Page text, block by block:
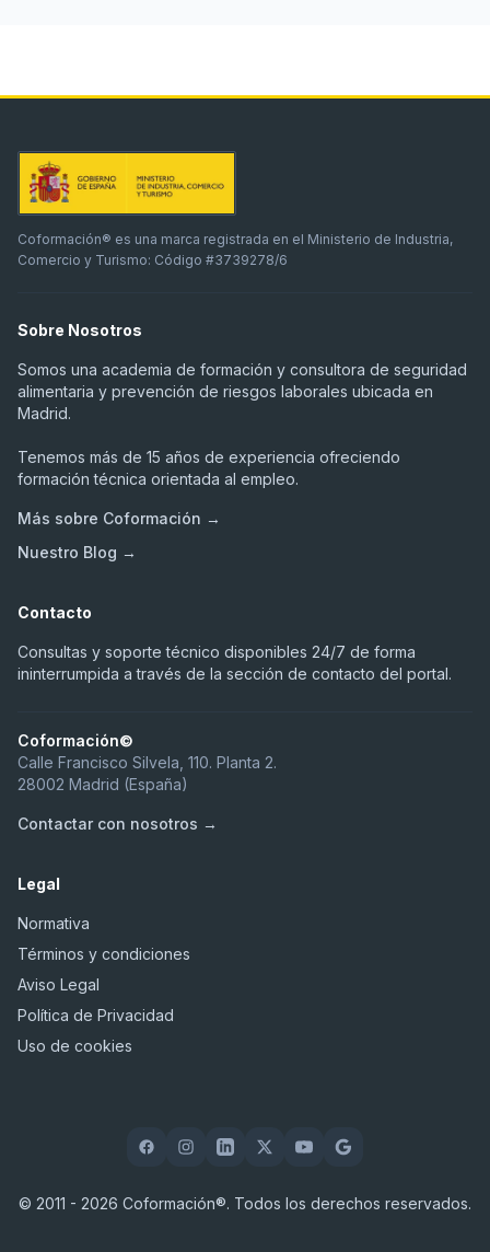
Coformación® es una marca registrada en el Ministerio de Industria,
Comercio y Turismo: Código #3739278/6
Sobre Nosotros
Somos una academia de formación y consultora de seguridad
alimentaria y prevención de riesgos laborales ubicada en
Madrid.
Tenemos más de 15 años de experiencia ofreciendo
formación técnica orientada al empleo.
Más sobre Coformación →
Nuestro Blog →
Contacto
Consultas y soporte técnico disponibles 24/7 de forma
ininterrumpida a través de la sección de contacto del portal.
Coformación©
Calle Francisco Silvela, 110. Planta 2.
28002 Madrid (España)
Contactar con nosotros →
Legal
Normativa
Términos y condiciones
Aviso Legal
Política de Privacidad
Uso de cookies
© 2011 - 2026 Coformación®. Todos los derechos reservados.